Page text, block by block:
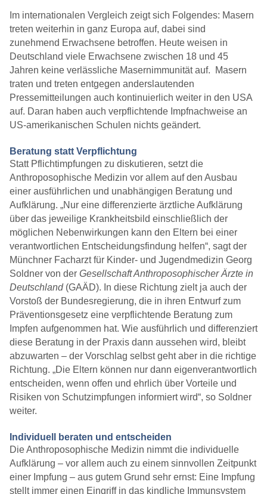
Im internationalen Vergleich zeigt sich Folgendes: Masern
treten weiterhin in ganz Europa auf, dabei sind
zunehmend Erwachsene betroffen. Heute weisen in
Deutschland viele Erwachsene zwischen 18 und 45
Jahren keine verlässliche Masernimmunität auf. Masern
traten und treten entgegen anderslautenden
Pressemitteilungen auch kontinuierlich weiter in den USA
auf. Daran haben auch verpflichtende Impfnachweise an
US-amerikanischen Schulen nichts geändert.
Beratung statt Verpflichtung
Statt Pflichtimpfungen zu diskutieren, setzt die
Anthroposophische Medizin vor allem auf den Ausbau
einer ausführlichen und unabhängigen Beratung und
Aufklärung. „Nur eine differenzierte ärztliche Aufklärung
über das jeweilige Krankheitsbild einschließlich der
möglichen Nebenwirkungen kann den Eltern bei einer
verantwortlichen Entscheidungsfindung helfen“, sagt der
Münchner Facharzt für Kinder- und Jugendmedizin Georg
Soldner von der Gesellschaft Anthroposophischer Ärzte in
Deutschland(GAÄD). In diese Richtung zielt ja auch der
Vorstoß der Bundesregierung, die in ihren Entwurf zum
Präventionsgesetz eine verpflichtende Beratung zum
Impfen aufgenommen hat. Wie ausführlich und differenziert
diese Beratung in der Praxis dann aussehen wird, bleibt
abzuwarten – der Vorschlag selbst geht aber in die richtige
Richtung. „Die Eltern können nur dann eigenverantwortlich
entscheiden, wenn offen und ehrlich über Vorteile und
Risiken von Schutzimpfungen informiert wird“, so Soldner
weiter.
Individuell beraten und entscheiden
Die Anthroposophische Medizin nimmt die individuelle
Aufklärung – vor allem auch zu einem sinnvollen Zeitpunkt
einer Impfung – aus gutem Grund sehr ernst: Eine Impfung
stellt immer einen Eingriff in das kindliche Immunsystem